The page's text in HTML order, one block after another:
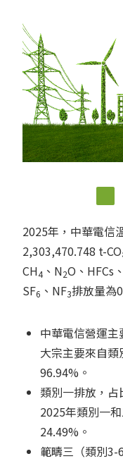
2025年，中華電信
2,303,470.748 t-
CH4 、N2O、HFCs
SF6 、NF3排放量為
中華電信營運
大宗主要來自
96.94%。
類別一排放，占
2025年類別一
24.49%。
範疇三（類別3-